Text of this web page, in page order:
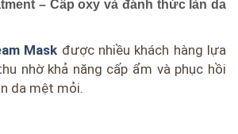
– Cấp oxy và đánh thức làn da
Mask được nhiều khách hàng lựa
nhờ khả năng cấp ẩm và phục hồi
da mệt mỏi.